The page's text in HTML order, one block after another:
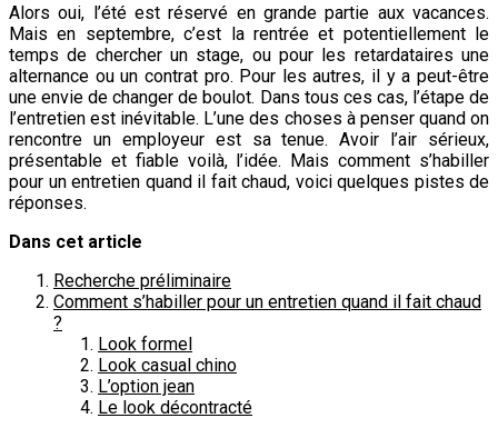
Alors oui, l’été est réservé en grande partie aux vacances.
Mais en septembre, c’est la rentrée et potentiellement le
temps de chercher un stage, ou pour les retardataires une
alternance ou un contrat pro. Pour les autres, il y a peut-être
une envie de changer de boulot. Dans tous ces cas, l’étape de
l’entretien est inévitable. L’une des choses à penser quand on
rencontre un employeur est sa tenue. Avoir l’air sérieux,
présentable et fiable voilà, l’idée. Mais comment s’habiller
pour un entretien quand il fait chaud, voici quelques pistes de
réponses.
Dans cet article
Recherche préliminaire
Comment s’habiller pour un entretien quand il fait chaud
?
Look formel
Look casual chino
L’option jean
Le look décontracté